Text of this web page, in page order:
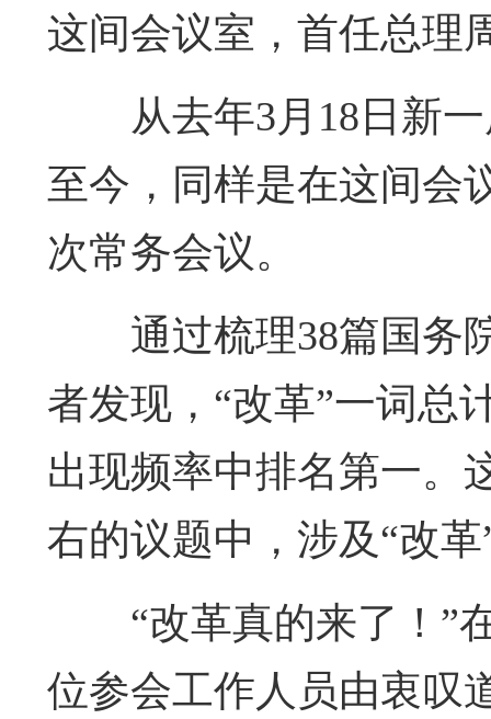
这间会议室，首任总理
从去年3月18日新
至今，同样是在这间会
次常务会议。
通过梳理38篇国务
者发现，“改革”一词总
出现频率中排名第一。
右的议题中，涉及“改
“改革真的来了！”
位参会工作人员由衷叹